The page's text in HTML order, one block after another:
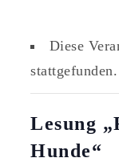
Diese
stattgefunden.
Lesung
Hunde“